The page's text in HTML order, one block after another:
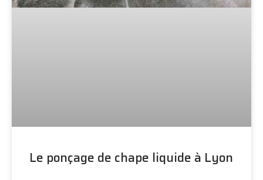
Le ponçage de chape liquide à Lyon